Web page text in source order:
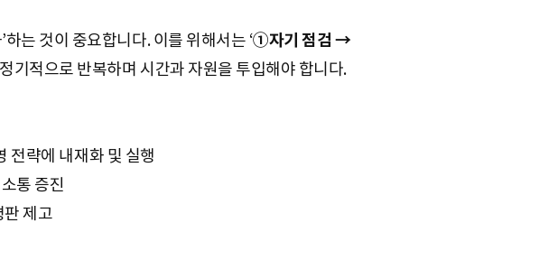
는 것이 중요합니다. 이를 위해서는 ‘①자기 점검 →
기적으로 반복하며 시간과 자원을 투입해야 합니다.
전략에 내재화 및 실행
통 증진
판 제고